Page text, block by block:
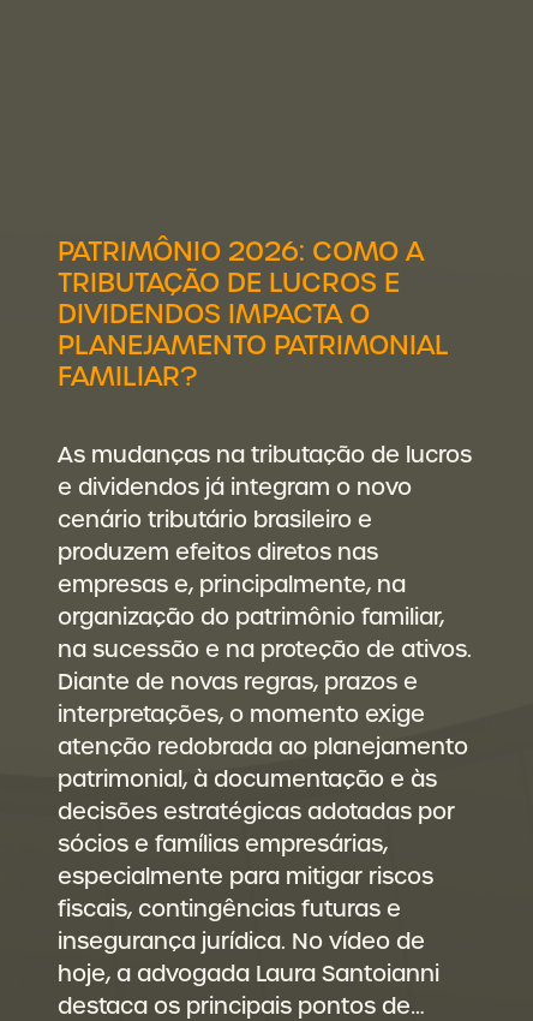
PATRIMÔNIO 2026: COMO A
TRIBUTAÇÃO DE LUCROS E
DIVIDENDOS IMPACTA O
PLANEJAMENTO PATRIMONIAL
FAMILIAR?
As mudanças na tributação de lucros
e dividendos já integram o novo
cenário tributário brasileiro e
produzem efeitos diretos nas
empresas e, principalmente, na
organização do patrimônio familiar,
na sucessão e na proteção de ativos.
Diante de novas regras, prazos e
interpretações, o momento exige
atenção redobrada ao planejamento
patrimonial, à documentação e às
decisões estratégicas adotadas por
sócios e famílias empresárias,
especialmente para mitigar riscos
fiscais, contingências futuras e
insegurança jurídica. No vídeo de
hoje, a advogada Laura Santoianni
destaca os principais pontos de…